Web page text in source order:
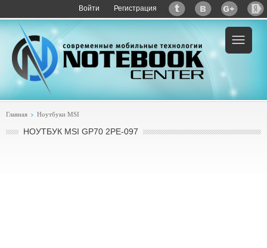
Войти Регистрация
Пример:купить MSI GP70 2PE-097
Главная Ноутбуки MSI
НОУТБУК MSI GP70 2PE-097